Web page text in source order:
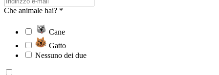
Che animale hai? *
Cane
Gatto
Nessuno dei due